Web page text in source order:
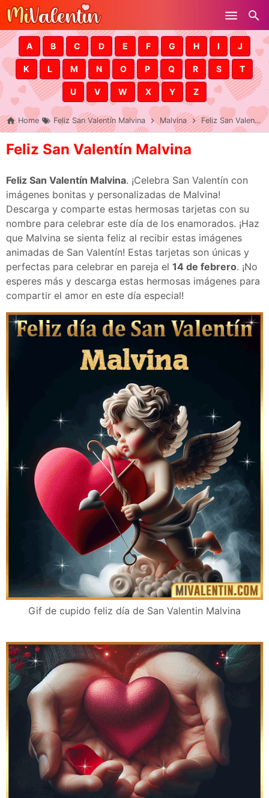
Skip to main content
A B C D E F G H I J
K L M N O P Q R S T
U V W X Y Z
Home Feliz San Valentín Malvina Malvina Feliz San Valentín Malvina
Feliz San Valentín Malvina
Feliz San Valentín Malvina. ¡Celebra San Valentín con
imágenes bonitas y personalizadas de Malvina!
Descarga y comparte estas hermosas tarjetas con su
nombre para celebrar este día de los enamorados. ¡Haz
que Malvina se sienta feliz al recibir estas imágenes
animadas de San Valentín! Estas tarjetas son únicas y
perfectas para celebrar en pareja el 14 de febrero. ¡No
esperes más y descarga estas hermosas imágenes para
compartir el amor en este día especial!
Gif de cupido feliz día de San Valentin Malvina